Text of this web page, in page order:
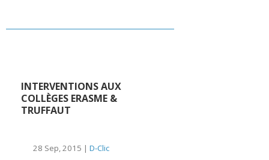
INTERVENTIONS AUX
COLLÈGES ERASME &
TRUFFAUT
28 Sep, 2015 | D-Clic